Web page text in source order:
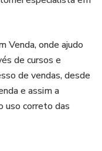
avaliação geral dos
das ações
alcançado!
Venda, onde ajudo
de cursos e
de vendas, desde
e assim a
uso correto das